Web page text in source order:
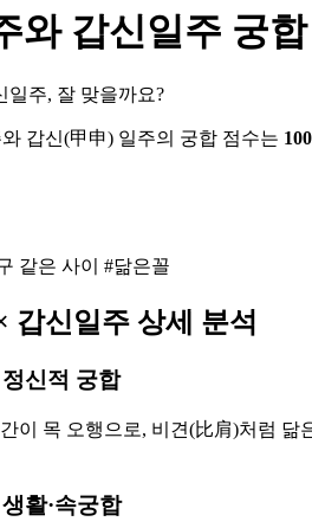
와 갑신일주 궁합
일주, 잘 맞을까요?
갑신(甲申) 일주의 궁합 점수는
같은 사이 #닮은꼴
갑신일주 상세 분석
신적 궁합
이 목 오행으로, 비견(比肩)처럼
활·속궁합